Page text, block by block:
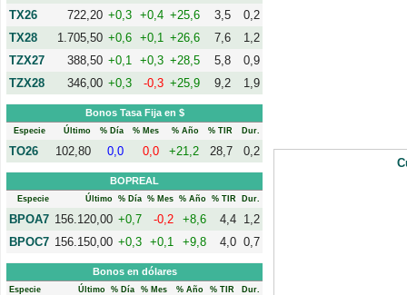
TX26
722,20 +0,3 +0,4 +25,6 3,5
0,2
TX28
1.705,50 +0,6 +0,1 +26,6 7,6
1,2
TZX27
388,50 +0,1 +0,3 +28,5 5,8
0,9
TZX28
346,00 +0,3 -0,3 +25,9 9,2 1,9
Bonos Tasa Fija en $
Especie Último % Día % Mes % Año % TIR Dur.
TO26 102,80 0,0 0,0 +21,2 28,7 0,2
BOPREAL
Especie Último % Día % Mes % Año % TIR Dur.
BPOA7 156.120,00 +0,7 -0,2 +8,6 4,4 1,2
BPOC7 156.150,00 +0,3 +0,1 +9,8 4,0 0,7
Bonos en dólares
Especie Último % Día % Mes % Año % TIR Dur.